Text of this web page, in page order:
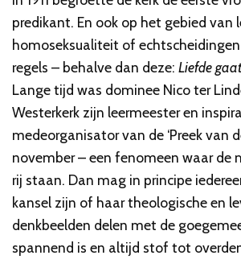
predikant. En ook op het gebied van
homoseksualiteit of
regels – behalve dan deze: Liefde
Lange tijd was dominee Nico ter
Westerkerk zijn leermeester en
medeorganisator van de ‘Preek van
november – een fenomeen waar de
rij staan. Dan mag in principe
kansel zijn of haar theologische en
denkbeelden delen met de
spannend is en altijd stof tot